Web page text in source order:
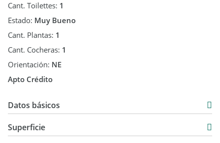
Cant. Toilettes: 1
Estado: Muy Bueno
Cant. Plantas: 1
Cant. Cocheras: 1
Orientación: NE
Apto Crédito
Datos básicos
Venta
Superficie